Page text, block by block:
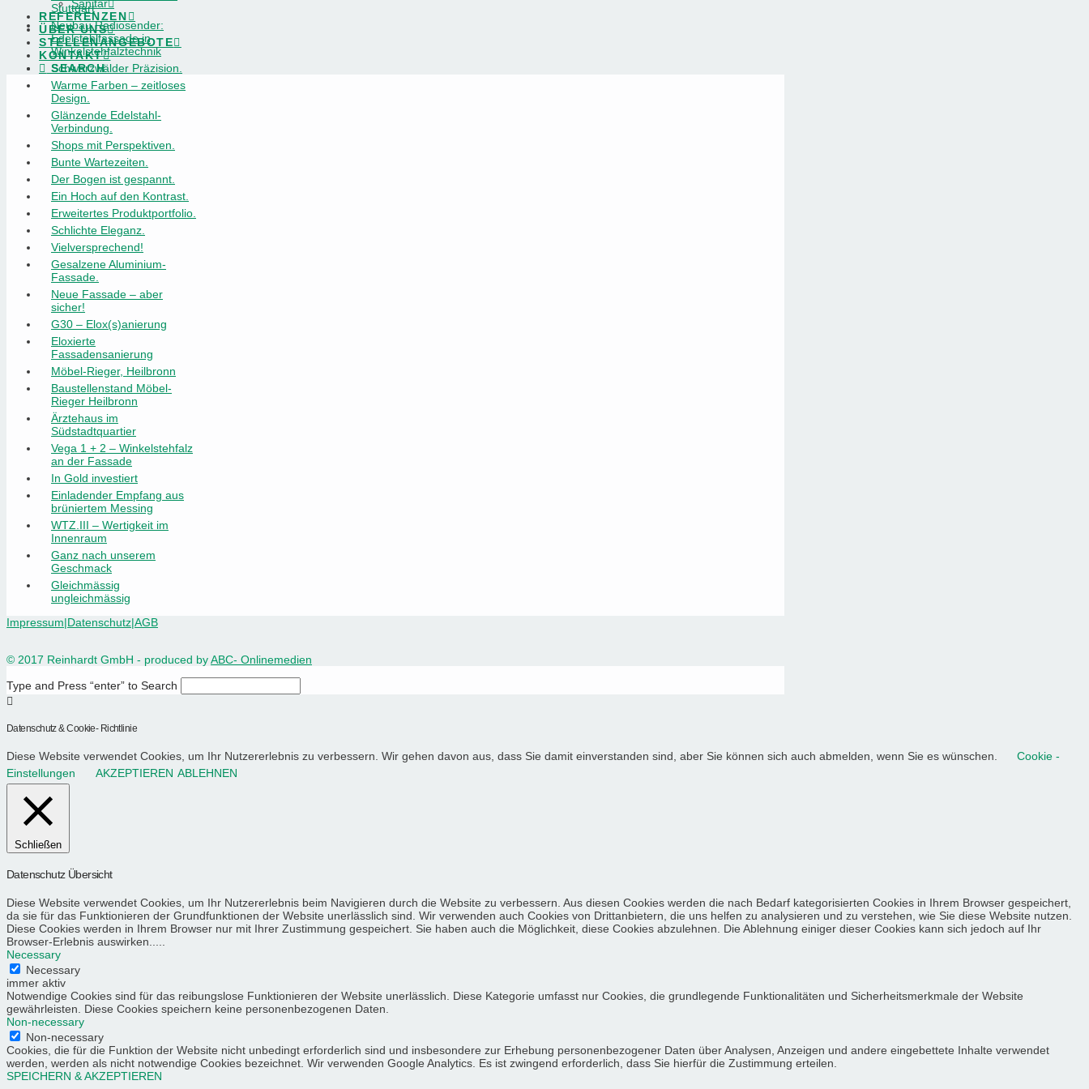
Sanitär
REFERENZEN
ÜBER UNS
STELLENANGEBOTE
KONTAKT
SEARCH
Stuttgart
Neubau Radiosender:
Edelstahlfassade in
Winkelstehfalztechnik
Schwarzwälder Präzision.
Warme Farben – zeitloses
Design.
Glänzende Edelstahl-
Verbindung.
Shops mit Perspektiven.
Bunte Wartezeiten.
Der Bogen ist gespannt.
Ein Hoch auf den Kontrast.
Erweitertes Produktportfolio.
Schlichte Eleganz.
Vielversprechend!
Gesalzene Aluminium-
Fassade.
Neue Fassade – aber
sicher!
G30 – Elox(s)anierung
Eloxierte
Fassadensanierung
Möbel-Rieger, Heilbronn
Baustellenstand Möbel-
Rieger Heilbronn
Ärztehaus im
Südstadtquartier
Vega 1 + 2 – Winkelstehfalz
an der Fassade
In Gold investiert
Einladender Empfang aus
brüniertem Messing
WTZ.III – Wertigkeit im
Innenraum
Ganz nach unserem
Geschmack
Gleichmässig
ungleichmässig
Impressum|Datenschutz|AGB
© 2017 Reinhardt GmbH - produced byABC- Onlinemedien
Type and Press “enter” to Search
Datenschutz & Cookie- Richtlinie
Diese Website verwendet Cookies, um Ihr Nutzererlebnis zu verbessern. Wir gehen davon aus, dass Sie damit einverstanden sind, aber Sie können sich auch abmelden, wenn Sie es wünschen.
Cookie -
Einstellungen
AKZEPTIEREN ABLEHNEN
Schließen
Datenschutz Übersicht
Diese Website verwendet Cookies, um Ihr Nutzererlebnis beim Navigieren durch die Website zu verbessern. Aus diesen Cookies werden die nach Bedarf kategorisierten Cookies in Ihrem Browser gespeichert,
da sie für das Funktionieren der Grundfunktionen der Website unerlässlich sind. Wir verwenden auch Cookies von Drittanbietern, die uns helfen zu analysieren und zu verstehen, wie Sie diese Website nutzen.
Diese Cookies werden in Ihrem Browser nur mit Ihrer Zustimmung gespeichert. Sie haben auch die Möglichkeit, diese Cookies abzulehnen. Die Ablehnung einiger dieser Cookies kann sich jedoch auf Ihr
Browser-Erlebnis auswirken.....
Necessary
Necessary
immer aktiv
Notwendige Cookies sind für das reibungslose Funktionieren der Website unerlässlich. Diese Kategorie umfasst nur Cookies, die grundlegende Funktionalitäten und Sicherheitsmerkmale der Website
gewährleisten. Diese Cookies speichern keine personenbezogenen Daten.
Non-necessary
Non-necessary
Cookies, die für die Funktion der Website nicht unbedingt erforderlich sind und insbesondere zur Erhebung personenbezogener Daten über Analysen, Anzeigen und andere eingebettete Inhalte verwendet
werden, werden als nicht notwendige Cookies bezeichnet. Wir verwenden Google Analytics. Es ist zwingend erforderlich, dass Sie hierfür die Zustimmung erteilen.
SPEICHERN & AKZEPTIEREN